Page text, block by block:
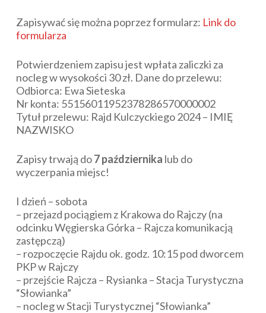
Zapisywać się można poprzez formularz: Link do
formularza
Potwierdzeniem zapisu jest wpłata zaliczki za
nocleg w wysokości 30 zł. Dane do przelewu:
Odbiorca: Ewa Sieteska
Nr konta: 55156011952378286570000002
Tytuł przelewu: Rajd Kulczyckiego 2024 – IMIĘ
NAZWISKO
Zapisy trwają do7 października lub do
wyczerpania miejsc!
I dzień – sobota
– przejazd pociągiem z Krakowa do Rajczy (na
odcinku Węgierska Górka – Rajcza komunikacją
zastępczą)
– rozpoczęcie Rajdu ok. godz. 10:15 pod dworcem
PKP w Rajczy
– przejście Rajcza – Rysianka – Stacja Turystyczna
“Słowianka”
– nocleg w Stacji Turystycznej “Słowianka”